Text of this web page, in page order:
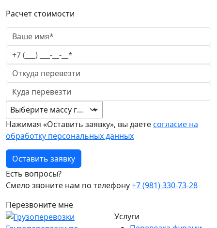
Расчет стоимости
Выберите массу груза
Нажимая «Оставить заявку», вы даетесогласие на
обработку персональных данных
Оставить заявку
Есть вопросы?
Смело звоните нам по телефону+7 (981) 330-73-28
Перезвоните мне
Услуги